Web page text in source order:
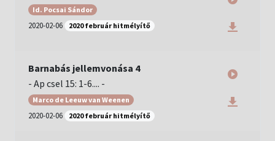
Id. Pocsai Sándor
2020-02-06 2020 február hitmélyítő
Barnabás jellemvonása 4
-Ap csel 15: 1-6.... -
Marco de Leeuw van Weenen
2020-02-06 2020 február hitmélyítő